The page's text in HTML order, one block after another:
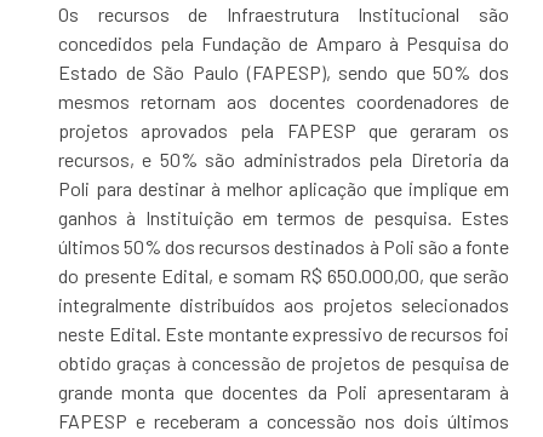
Os recursos de Infraestrutura Institucional são
concedidos pela Fundação de Amparo à Pesquisa do
Estado de São Paulo (FAPESP), sendo que 50% dos
mesmos retornam aos docentes coordenadores de
projetos aprovados pela FAPESP que geraram os
recursos, e 50% são administrados pela Diretoria da
Poli para destinar à melhor aplicação que implique em
ganhos à Instituição em termos de pesquisa. Estes
últimos 50% dos recursos destinados à Poli são a fonte
do presente Edital, e somam R$ 650.000,00, que serão
integralmente distribuídos aos projetos selecionados
neste Edital. Este montante expressivo de recursos foi
obtido graças à concessão de projetos de pesquisa de
grande monta que docentes da Poli apresentaram à
FAPESP e receberam a concessão nos dois últimos